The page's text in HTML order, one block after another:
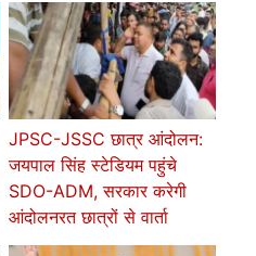
JPSC-JSSC छात्र आंदोलन:
जयपाल सिंह स्टेडियम पहुंचे
SDO-ADM, सरकार करेगी
आंदोलनरत छात्रों से वार्ता